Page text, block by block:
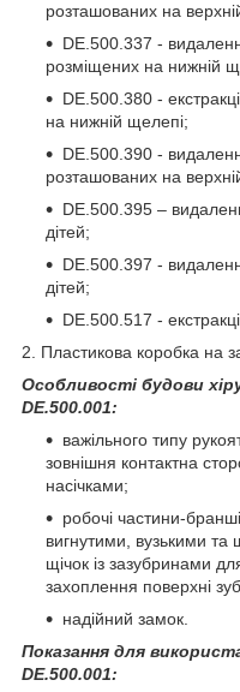
розташованих на
DE.500.337 -
розміщених на нижній
DE.500.380 -
на нижній щелепі;
DE.500.390 -
розташованих на
DE.500.395 –
дітей;
DE.500.397 -
дітей;
DE.500.517 -
2. Пластикова коробка на
Особливості будови
DE.500.001:
важільного типу
зовнішня контактна
насічками;
робочі частини-
вигнутими, вузькими
щічок із зазубринами
захоплення поверхні
надійний замок.
Показання для
DE.500.001: